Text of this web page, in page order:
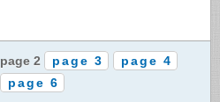
page 2 page 3
page 4
page 6